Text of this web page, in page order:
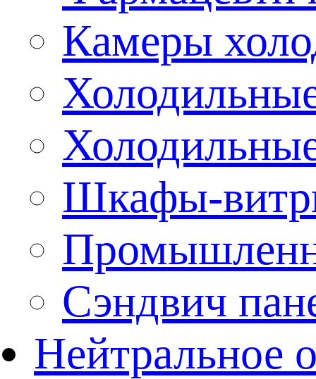
Камеры
Шкафы-
Сэндвич
Нейтральное